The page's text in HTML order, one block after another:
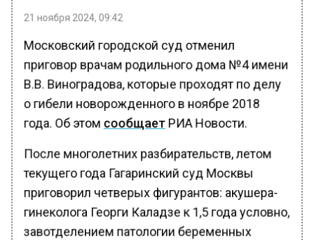
21 ноября 2024, 09:42
Московский городской суд отменил
приговор врачам родильного дома №4 имени
В.В. Виноградова, которые проходят по делу
о гибели новорожденного в ноябре 2018
года. Об этом сообщаетРИА Новости.
После многолетних разбирательств, летом
текущего года Гагаринский суд Москвы
приговорил четверых фигурантов: акушера-
гинеколога Георги Каладзе к 1,5 года условно,
завотделением патологии беременных